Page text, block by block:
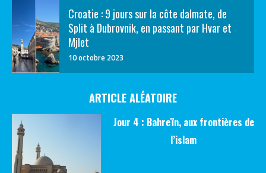
Croatie : 9 jours sur la côte dalmate, de
Split à Dubrovnik, en passant par Hvar et
Mjlet
10 octobre 2023
ARTICLE ALÉATOIRE
Jour 4 : Bahreïn, aux frontières de
l’islam